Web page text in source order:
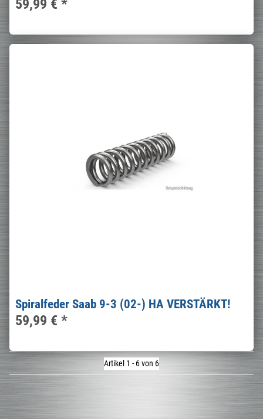
59,99 € *
Spiralfeder Saab 9-3 (02-) HA VERSTÄRKT!
59,99 € *
Artikel 1 - 6 von 6